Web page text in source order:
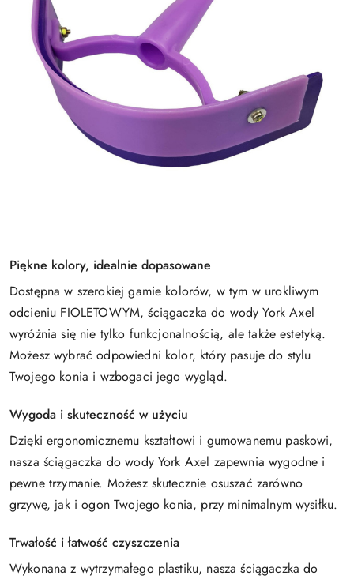
Piękne kolory, idealnie dopasowane
Dostępna w szerokiej gamie kolorów, w tym w urokliwym
odcieniu FIOLETOWYM, ściągaczka do wody York Axel
wyróżnia się nie tylko funkcjonalnością, ale także estetyką.
Możesz wybrać odpowiedni kolor, który pasuje do stylu
Twojego konia i wzbogaci jego wygląd.
Wygoda i skuteczność w użyciu
Dzięki ergonomicznemu kształtowi i gumowanemu paskowi,
nasza ściągaczka do wody York Axel zapewnia wygodne i
pewne trzymanie. Możesz skutecznie osuszać zarówno
grzywę, jak i ogon Twojego konia, przy minimalnym wysiłku.
Trwałość i łatwość czyszczenia
Wykonana z wytrzymałego plastiku, nasza ściągaczka do